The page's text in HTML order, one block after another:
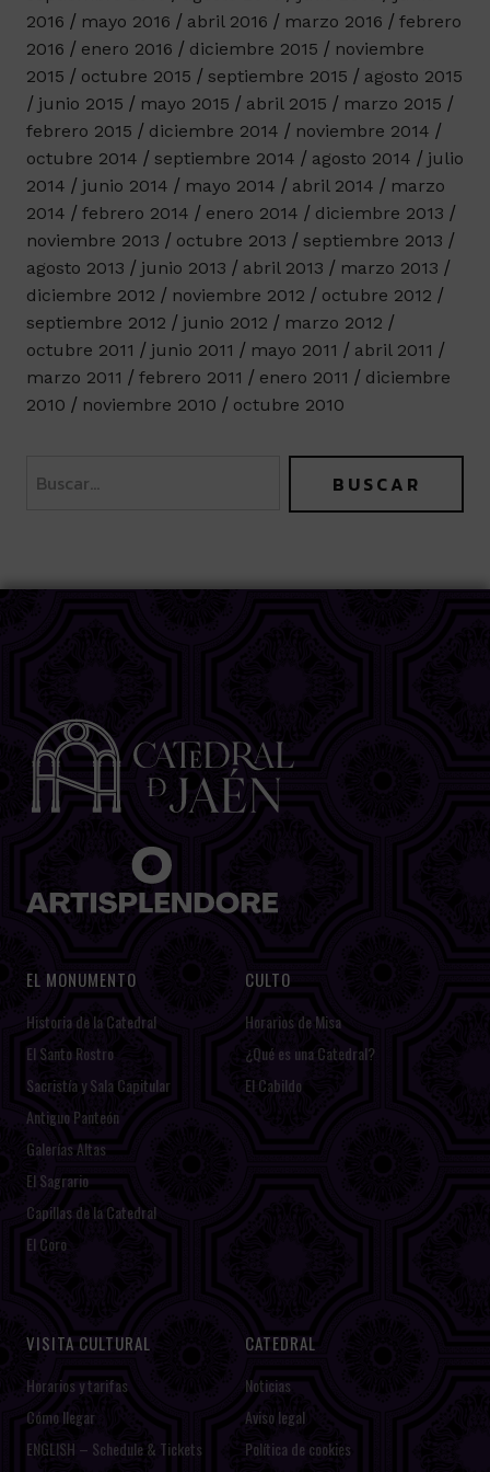
2016
mayo 2016 abril 2016 marzo 2016
febrero
2016
enero 2016 diciembre 2015
noviembre
2015
octubre 2015 septiembre 2015
agosto 2015
junio 2015
mayo 2015 abril 2015
marzo 2015
febrero 2015
diciembre 2014
noviembre 2014
octubre 2014
septiembre 2014 agosto 2014
julio
2014
junio 2014 mayo 2014 abril 2014
marzo
2014
febrero 2014 enero 2014
diciembre 2013
noviembre 2013
octubre 2013
septiembre 2013
agosto 2013
junio 2013 abril 2013
marzo 2013
diciembre 2012
noviembre 2012
octubre 2012
septiembre 2012
junio 2012
marzo 2012
octubre 2011
junio 2011 mayo 2011
abril 2011
marzo 2011
febrero 2011 enero 2011
diciembre
2010
noviembre 2010 octubre 2010
EL MONUMENTO
Historia de la Catedral
El Santo Rostro
Sacristía y Sala Capitular
Antiguo Panteón
Galerías Altas
El Sagrario
Capillas de la Catedral
El Coro
CULTO
Horarios de Misa
¿Qué es una Catedral?
El Cabildo
VISITA CULTURAL
Horarios y tarifas
Cómo llegar
ENGLISH – Schedule & Tickets
CATEDRAL
Noticias
Aviso legal
Política de cookies